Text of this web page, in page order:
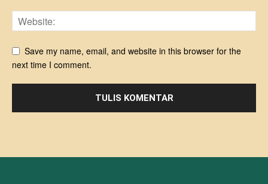
Save my name, email, and website in this browser for the
next time I comment.